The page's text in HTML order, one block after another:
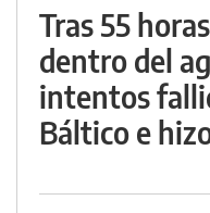
Tras 55
dentro del
intentos
Báltico e